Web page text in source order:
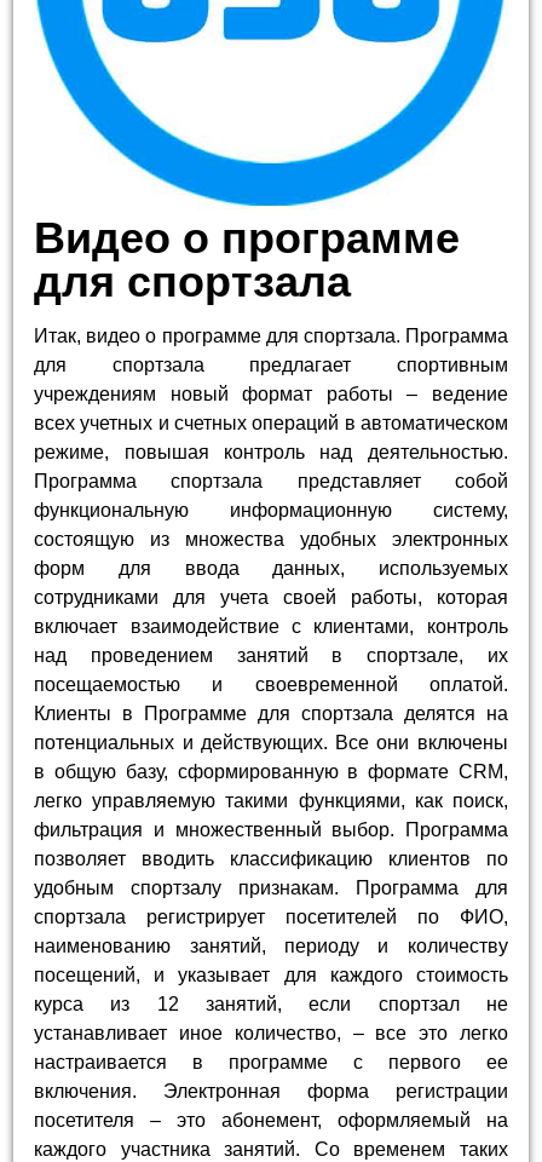
Видео о программе
для спортзала
Итак, видео о программе для спортзала. Программа
для спортзала предлагает спортивным
учреждениям новый формат работы – ведение
всех учетных и счетных операций в автоматическом
режиме, повышая контроль над деятельностью.
Программа спортзала представляет собой
функциональную информационную систему,
состоящую из множества удобных электронных
форм для ввода данных, используемых
сотрудниками для учета своей работы, которая
включает взаимодействие с клиентами, контроль
над проведением занятий в спортзале, их
посещаемостью и своевременной оплатой.
Клиенты в Программе для спортзала делятся на
потенциальных и действующих. Все они включены
в общую базу, сформированную в формате CRM,
легко управляемую такими функциями, как поиск,
фильтрация и множественный выбор. Программа
позволяет вводить классификацию клиентов по
удобным спортзалу признакам. Программа для
спортзала регистрирует посетителей по ФИО,
наименованию занятий, периоду и количеству
посещений, и указывает для каждого стоимость
курса из 12 занятий, если спортзал не
устанавливает иное количество, – все это легко
настраивается в программе с первого ее
включения. Электронная форма регистрации
посетителя – это абонемент, оформляемый на
каждого участника занятий. Со временем таких